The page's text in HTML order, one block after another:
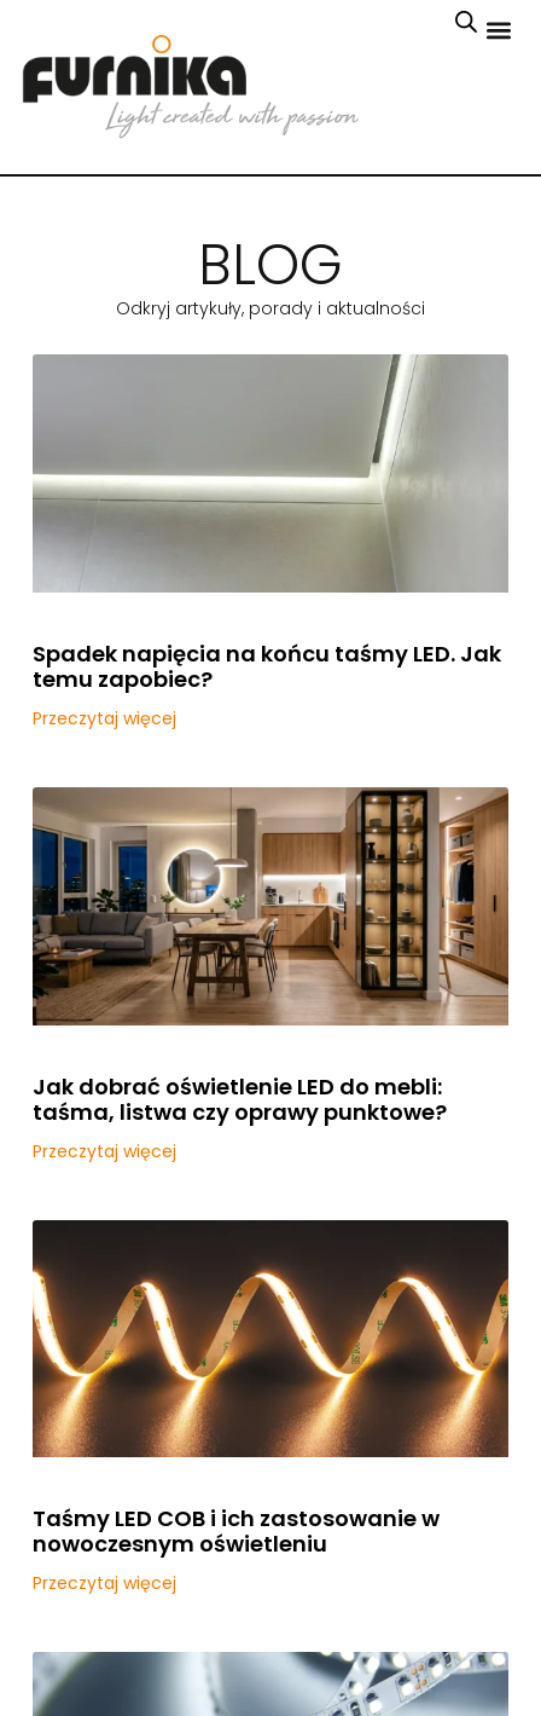
BLOG
Odkryj artykuły, porady i aktualności
Spadek napięcia na końcu taśmy LED. Jak
temu zapobiec?
Przeczytaj więcej
Jak dobrać oświetlenie LED do mebli:
taśma, listwa czy oprawy punktowe?
Przeczytaj więcej
Taśmy LED COB i ich zastosowanie w
nowoczesnym oświetleniu
Przeczytaj więcej